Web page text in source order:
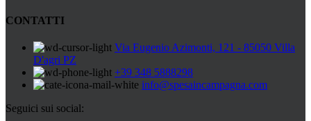
CONTATTI
Via Eugenio Azimonti, 121 - 85050 Villa
D'agri PZ
+39 348 5888298
info@spesaincampagna.com
Seguici sui social: